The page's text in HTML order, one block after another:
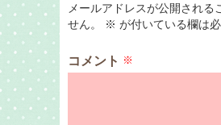
メールアドレスが公開される
せん。
※ が付いている欄は
コメント ※